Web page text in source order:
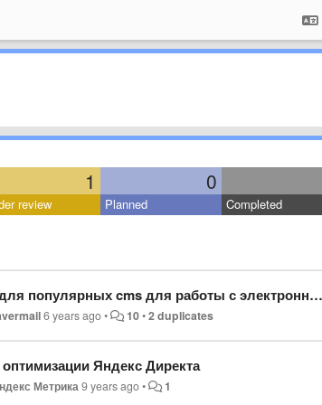
1 0
review Planned Completed
cms для работы с электронной коммерцией
6 years ago• 10•2 duplicates
Яндекс Директа
Метрика9 years ago• 1